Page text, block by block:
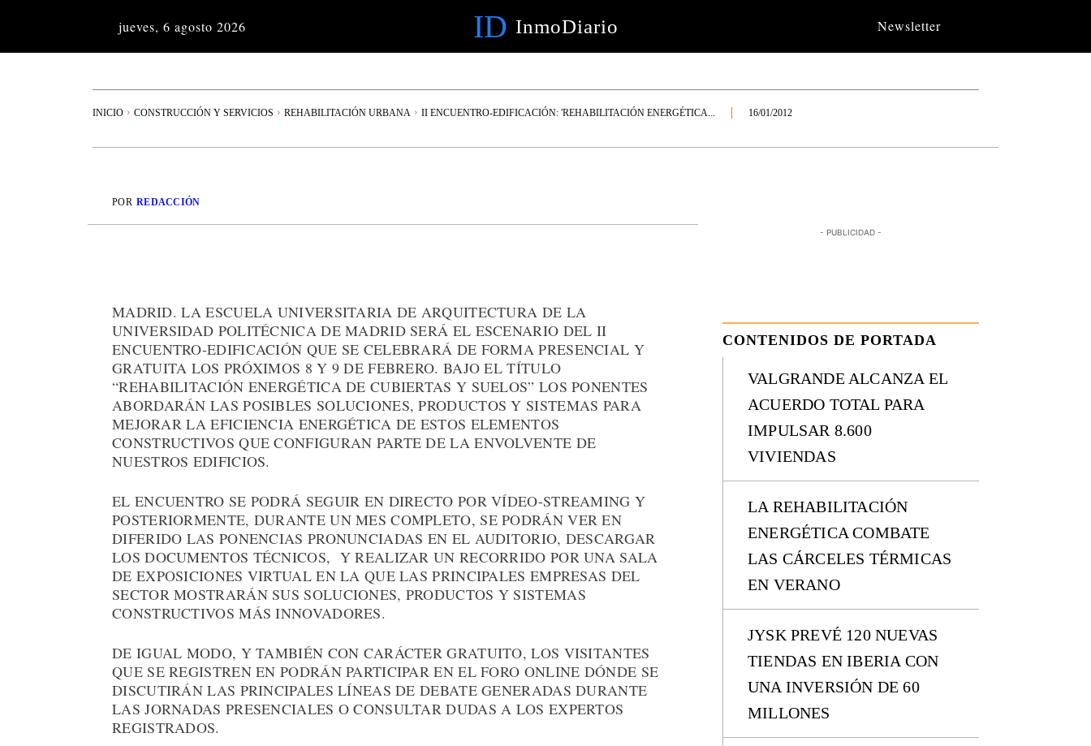
jueves, 6 agosto 2026 ID InmoDiario Newsletter
INICIO CONSTRUCCIÓN Y SERVICIOS REHABILITACIÓN URBANA II ENCUENTRO-EDIFICACIÓN: 'REHABILITACIÓN ENERGÉTICA... 16/01/2012
POR REDACCIÓN
MADRID. LA ESCUELA UNIVERSITARIA DE ARQUITECTURA DE LA
UNIVERSIDAD POLITÉCNICA DE MADRID SERÁ EL ESCENARIO DEL II
ENCUENTRO-EDIFICACIÓN QUE SE CELEBRARÁ DE FORMA PRESENCIAL Y
GRATUITA LOS PRÓXIMOS 8 Y 9 DE FEBRERO. BAJO EL TÍTULO
“REHABILITACIÓN ENERGÉTICA DE CUBIERTAS Y SUELOS” LOS PONENTES
ABORDARÁN LAS POSIBLES SOLUCIONES, PRODUCTOS Y SISTEMAS PARA
MEJORAR LA EFICIENCIA ENERGÉTICA DE ESTOS ELEMENTOS
CONSTRUCTIVOS QUE CONFIGURAN PARTE DE LA ENVOLVENTE DE
NUESTROS EDIFICIOS.
EL ENCUENTRO SE PODRÁ SEGUIR EN DIRECTO POR VÍDEO-STREAMING Y
POSTERIORMENTE, DURANTE UN MES COMPLETO, SE PODRÁN VER EN
DIFERIDO LAS PONENCIAS PRONUNCIADAS EN EL AUDITORIO, DESCARGAR
LOS DOCUMENTOS TÉCNICOS, Y REALIZAR UN RECORRIDO POR UNA SALA
DE EXPOSICIONES VIRTUAL EN LA QUE LAS PRINCIPALES EMPRESAS DEL
SECTOR MOSTRARÁN SUS SOLUCIONES, PRODUCTOS Y SISTEMAS
CONSTRUCTIVOS MÁS INNOVADORES.
DE IGUAL MODO, Y TAMBIÉN CON CARÁCTER GRATUITO, LOS VISITANTES
QUE SE REGISTREN EN PODRÁN PARTICIPAR EN EL FORO ONLINE DÓNDE SE
DISCUTIRÁN LAS PRINCIPALES LÍNEAS DE DEBATE GENERADAS DURANTE
LAS JORNADAS PRESENCIALES O CONSULTAR DUDAS A LOS EXPERTOS
REGISTRADOS.
- PUBLICIDAD -
CONTENIDOS DE PORTADA
VALGRANDE ALCANZA EL
ACUERDO TOTAL PARA
IMPULSAR 8.600
VIVIENDAS
LA REHABILITACIÓN
ENERGÉTICA COMBATE
LAS CÁRCELES TÉRMICAS
EN VERANO
JYSK PREVÉ 120 NUEVAS
TIENDAS EN IBERIA CON
UNA INVERSIÓN DE 60
MILLONES